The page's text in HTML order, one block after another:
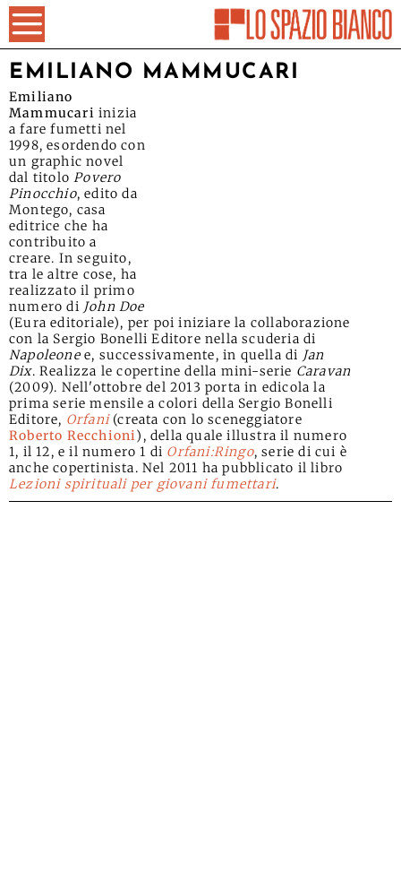
EMILIANO MAMMUCARI
Emiliano
Mammucari inizia
a fare fumetti nel
1998, esordendo con
un graphic novel
dal titoloPovero
Pinocchio, edito da
Montego, casa
editrice che ha
contribuito a
creare. In seguito,
tra le altre cose, ha
realizzato il primo
numero di John Doe
(Eura editoriale), per poi iniziare la collaborazione
con la Sergio Bonelli Editore nella scuderia di
Napoleone e, successivamente, in quella di Jan
Dix. Realizza le copertine della mini-serie Caravan
(2009). Nell'ottobre del 2013 porta in edicola la
prima serie mensile a colori della Sergio Bonelli
Editore, Orfani(creata con lo sceneggiatore
Roberto Recchioni), della quale illustra il numero
1, il 12, e il numero 1 di Orfani:Ringo, serie di cui è
anche copertinista. Nel 2011 ha pubblicato il libro
Lezioni spirituali per giovani fumettari.